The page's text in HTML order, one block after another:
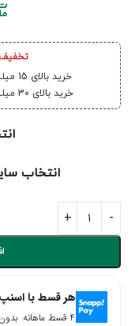
تخفیف
خرید بالای 15 میلیون تومان:
خرید بالای 30 میلیون تومان:
انتخاب
هر قسط با
۴ قسط ماهانه. بدون سود، چک و ضامن.